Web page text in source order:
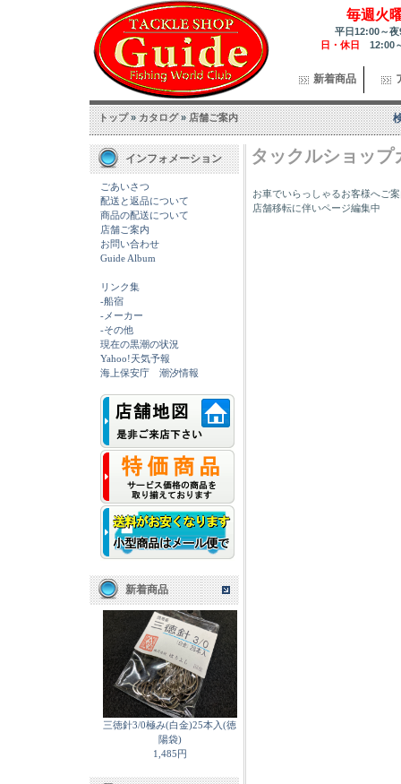
毎週火
平日12:00～
日・休日 12:00
新着商品
トップ»カタログ»店舗ご案内
インフォメーション
ごあいさつ
配送と返品について
商品の配送について
店舗ご案内
お問い合わせ
Guide Album
リンク集
-船宿
-メーカー
-その他
現在の黒潮の状況
Yahoo!天気予報
海上保安庁 潮汐情報
新着商品
三徳針3/0極み(白金)25本入(徳
陽袋)
1,485円
タックルショッ
お車でいらっしゃるお客様へご
店舗移転に伴いページ編集中